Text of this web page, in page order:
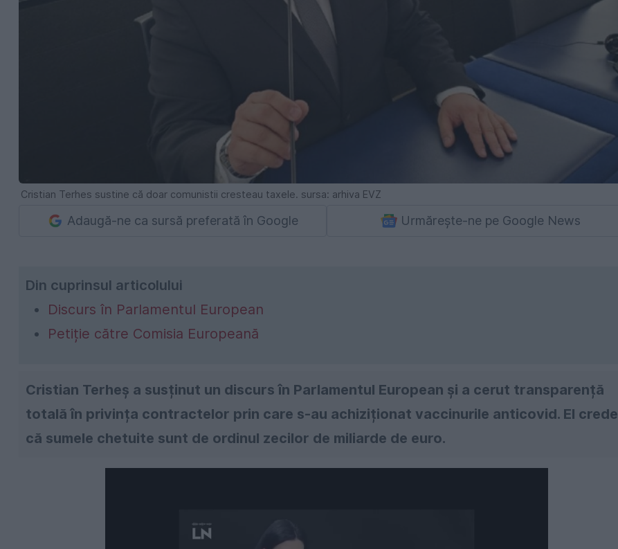
Cristian Terhes sustine că doar comunistii cresteau taxele. sursa: arhiva EVZ
Adaugă-ne ca sursă preferată în Google Urmărește-ne pe Google News
Din cuprinsul articolului
Discurs în Parlamentul European
Petiție către Comisia Europeană
Cristian Terheș a susținut un discurs în Parlamentul European și a cerut transparență
totală în privința contractelor prin care s-au achiziționat vaccinurile anticovid. El crede
că sumele chetuite sunt de ordinul zecilor de miliarde de euro.